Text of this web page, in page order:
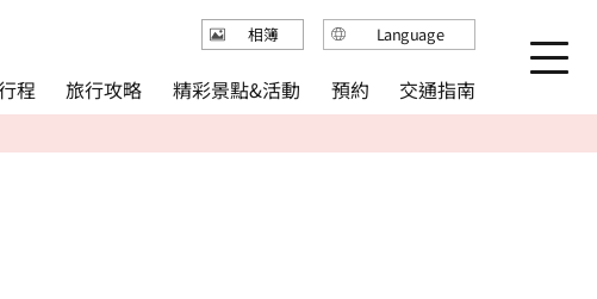
程 旅行攻略 精彩景點&活動 預約 交通指南
相簿 Language
English
简体中文